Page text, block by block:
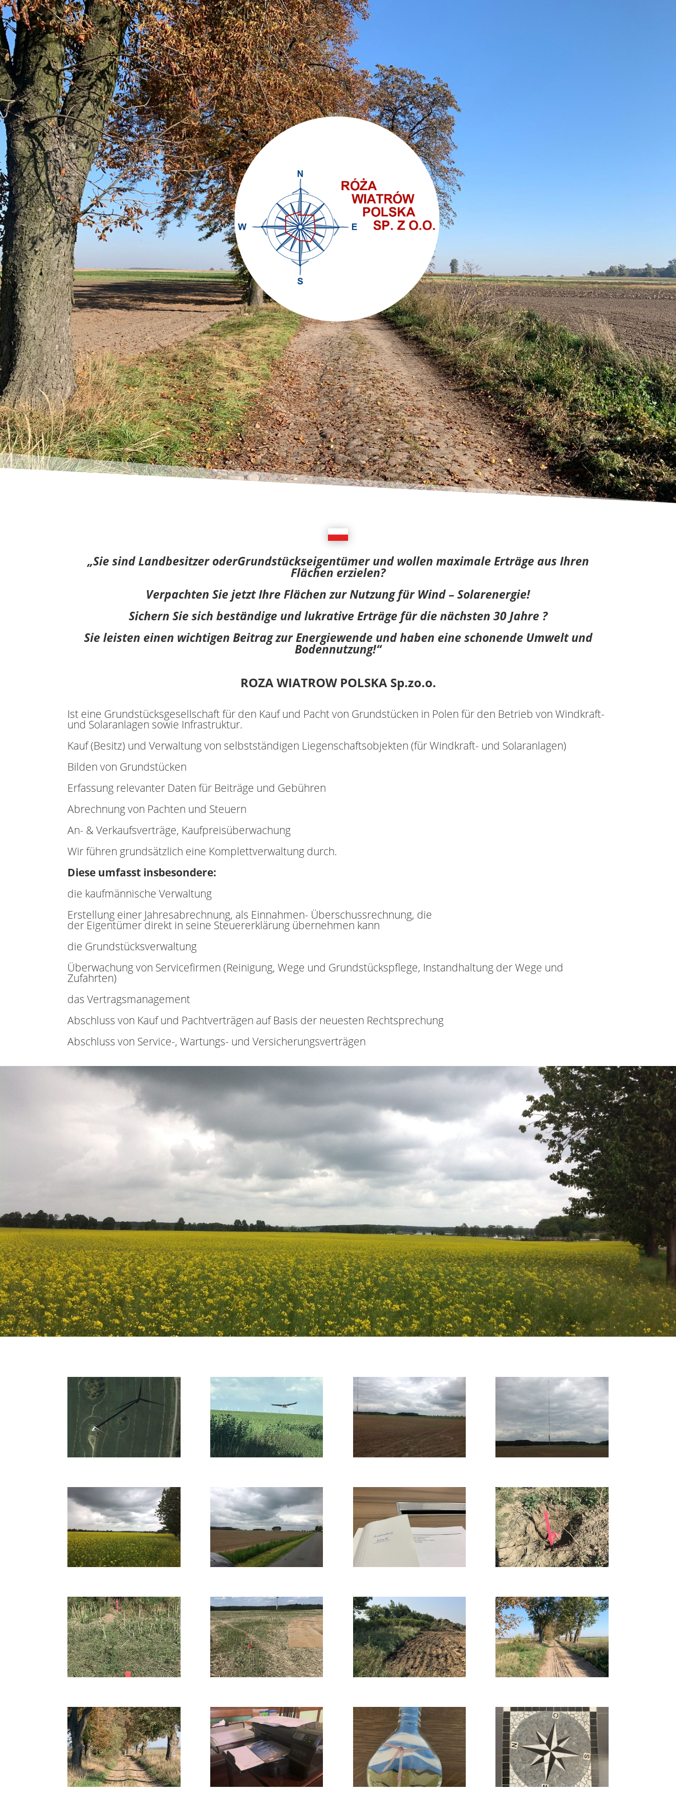
„Sie sind Landbesitzer oderGrundstückseigentümer und wollen maximale Erträge aus Ihren
Flächen erzielen?
Verpachten Sie jetzt Ihre Flächen zur Nutzung für Wind – Solarenergie!
Sichern Sie sich beständige und lukrative Erträge für die nächsten 30 Jahre ?
Sie leisten einen wichtigen Beitrag zur Energiewende und haben eine schonende Umwelt und
Bodennutzung!“
ROZA WIATROW POLSKA Sp.zo.o.
Ist eine Grundstücksgesellschaft für den Kauf und Pacht von Grundstücken in Polen für den Betrieb von Windkraft-
und Solaranlagen sowie Infrastruktur.
Kauf (Besitz) und Verwaltung von selbstständigen Liegenschaftsobjekten (für Windkraft- und Solaranlagen)
Bilden von Grundstücken
Erfassung relevanter Daten für Beiträge und Gebühren
Abrechnung von Pachten und Steuern
An- & Verkaufsverträge, Kaufpreisüberwachung
Wir führen grundsätzlich eine Komplettverwaltung durch.
Diese umfasst insbesondere:
die kaufmännische Verwaltung
Erstellung einer Jahresabrechnung, als Einnahmen- Überschussrechnung, die
der Eigentümer direkt in seine Steuererklärung übernehmen kann
die Grundstücksverwaltung
Überwachung von Servicefirmen (Reinigung, Wege und Grundstückspflege, Instandhaltung der Wege und
Zufahrten)
das Vertragsmanagement
Abschluss von Kauf und Pachtverträgen auf Basis der neuesten Rechtsprechung
Abschluss von Service-, Wartungs- und Versicherungsverträgen